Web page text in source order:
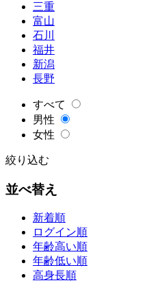
三重
富山
石川
福井
新潟
長野
すべて
男性
女性
絞り込む
並べ替え
新着順
ログイン順
年齢高い順
年齢低い順
高身長順